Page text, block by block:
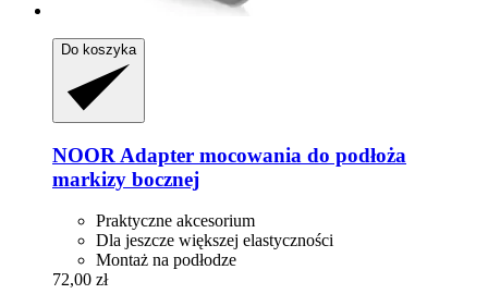
Do koszyka
NOOR Adapter mocowania do podłoża
markizy bocznej
Praktyczne akcesorium
Dla jeszcze większej elastyczności
Montaż na podłodze
72,00 zł